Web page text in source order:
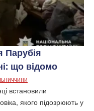
Парубія
що відомо
встановили
якого підозрюють у